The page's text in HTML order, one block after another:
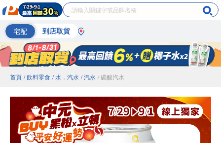
宅配 到店取貨
首頁 / 飲料零食 / 水．汽水 / 汽水 / 碳酸汽水